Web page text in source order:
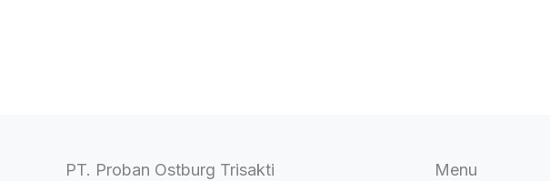
PT. Proban Ostburg Trisakti Menu